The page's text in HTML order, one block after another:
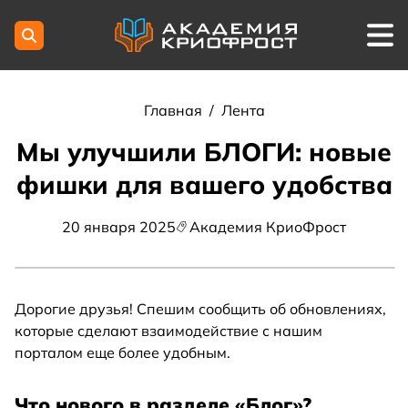
Главная / Лента
Мы улучшили БЛОГИ: новые
фишки для вашего удобства
20 января 2025 Академия КриоФрост
Дорогие друзья! Спешим сообщить об обновлениях,
которые сделают взаимодействие с нашим
порталом еще более удобным.